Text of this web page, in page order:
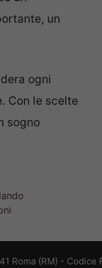
un
ogni
Con le scelte
sogno
Roma (RM) - Codice